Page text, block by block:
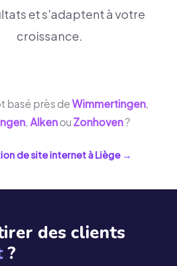
et s'adaptent à votre
croissance.
basé près deWimmertingen,
, Alkenou Zonhoven?
de site internet àLiège→
des clients
?